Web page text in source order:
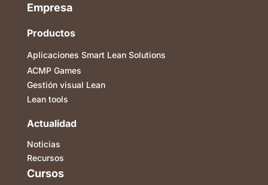
Empresa
Productos
Aplicaciones Smart Lean Solutions
ACMP Games
Gestión visual Lean
Lean tools
Actualidad
Noticias
Recursos
Cursos